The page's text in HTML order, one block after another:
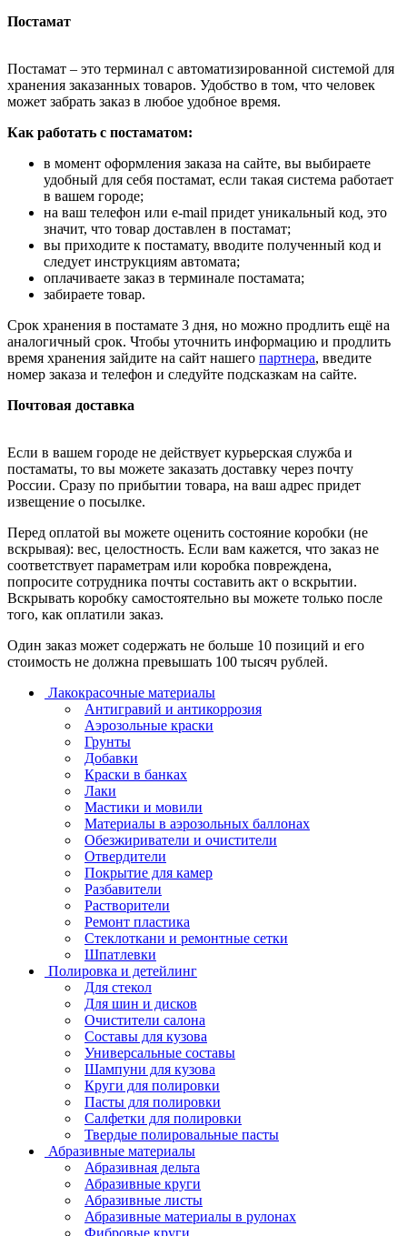
Постамат
Постамат – это терминал с автоматизированной системой для
хранения заказанных товаров. Удобство в том, что человек
может забрать заказ в любое удобное время.
Как работать с постаматом:
в момент оформления заказа на сайте, вы выбираете
удобный для себя постамат, если такая система работает
в вашем городе;
на ваш телефон или e-mail придет уникальный код, это
значит, что товар доставлен в постамат;
вы приходите к постамату, вводите полученный код и
следует инструкциям автомата;
оплачиваете заказ в терминале постамата;
забираете товар.
Срок хранения в постамате 3 дня, но можно продлить ещё на
аналогичный срок. Чтобы уточнить информацию и продлить
время хранения зайдите на сайт нашего партнера, введите
номер заказа и телефон и следуйте подсказкам на сайте.
Почтовая доставка
Если в вашем городе не действует курьерская служба и
постаматы, то вы можете заказать доставку через почту
России. Сразу по прибытии товара, на ваш адрес придет
извещение о посылке.
Перед оплатой вы можете оценить состояние коробки (не
вскрывая): вес, целостность. Если вам кажется, что заказ не
соответствует параметрам или коробка повреждена,
попросите сотрудника почты составить акт о вскрытии.
Вскрывать коробку самостоятельно вы можете только после
того, как оплатили заказ.
Один заказ может содержать не больше 10 позиций и его
стоимость не должна превышать 100 тысяч рублей.
Лакокрасочные материалы
Антигравий и антикоррозия
Аэрозольные краски
Грунты
Добавки
Краски в банках
Лаки
Мастики и мовили
Материалы в аэрозольных баллонах
Обезжириватели и очистители
Отвердители
Покрытие для камер
Разбавители
Растворители
Ремонт пластика
Стеклоткани и ремонтные сетки
Шпатлевки
Полировка и детейлинг
Для стекол
Для шин и дисков
Очистители салона
Составы для кузова
Универсальные составы
Шампуни для кузова
Круги для полировки
Пасты для полировки
Салфетки для полировки
Твердые полировальные пасты
Абразивные материалы
Абразивная дельта
Абразивные круги
Абразивные листы
Абразивные материалы в рулонах
Фибровые круги